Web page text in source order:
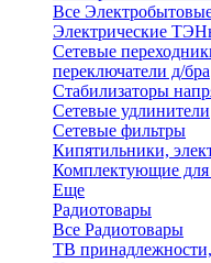
Все
Электрические
Сетевые
переключатели д/бра
Стабилизаторы
Сетевые удлинители
Сетевые фильтры
Кипятильники,
Комплектующие для
Еще
Радиотовары
Все Радиотовары
ТВ